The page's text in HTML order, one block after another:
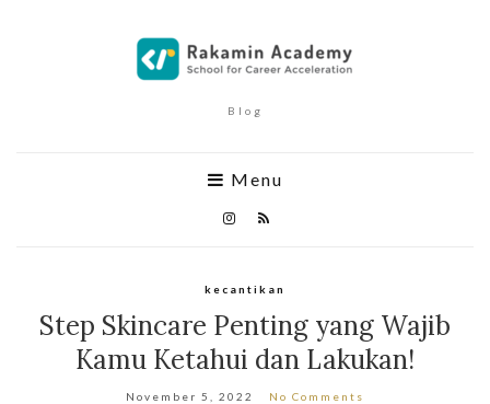
Blog
Menu
kecantikan
Step Skincare Penting yang Wajib
Kamu Ketahui dan Lakukan!
November 5, 2022 No Comments